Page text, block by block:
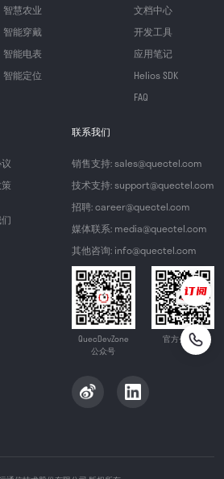
智慧农业
智能穿戴
智能电表
智能定位
文档中心
开发工具
应用笔记
Helios SDK
FAQ
联系我们
销售支持: sales@quectel.com
技术支持: support@quectel.com
招聘: career@quectel.com
媒体联系: media@quectel.com
其他咨询: info@quectel.com
QuecDevZone
公众号
官方公众号